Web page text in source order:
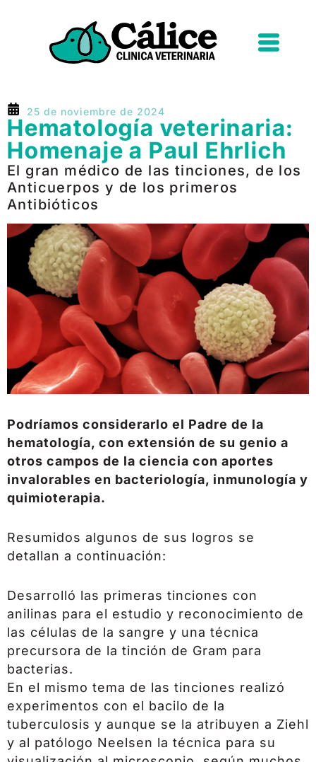
25 de noviembre de 2024
Hematología veterinaria:
Homenaje a Paul Ehrlich
El gran médico de las tinciones, de los
Anticuerpos y de los primeros
Antibióticos
Podríamos considerarlo el Padre de la
hematología, con extensión de su genio a
otros campos de la ciencia con aportes
invalorables en bacteriología, inmunología y
quimioterapia.
Resumidos algunos de sus logros se
detallan a continuación:
Desarrolló las primeras tinciones con
anilinas para el estudio y reconocimiento de
las células de la sangre y una técnica
precursora de la tinción de Gram para
bacterias.
En el mismo tema de las tinciones realizó
experimentos con el bacilo de la
tuberculosis y aunque se la atribuyen a Ziehl
y al patólogo Neelsen la técnica para su